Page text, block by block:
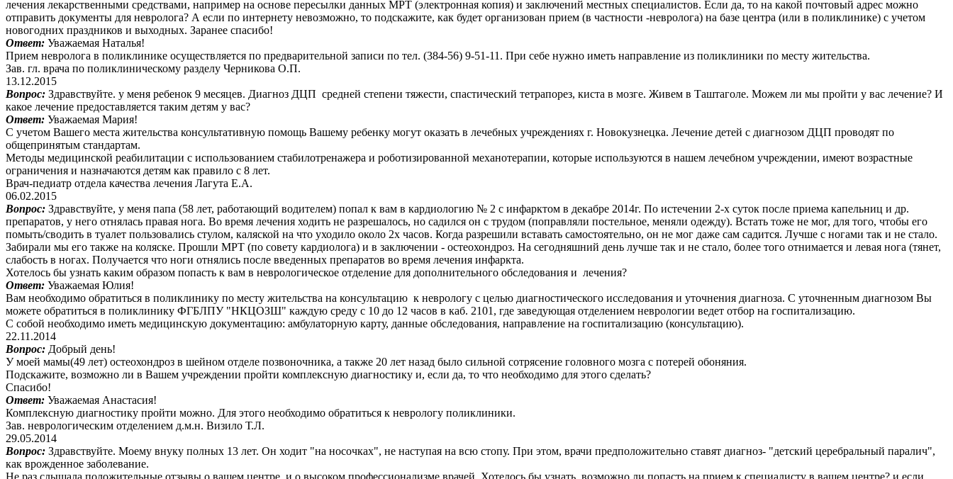
лечения лекарственными средствами, например на основе пересылки данных МРТ (электронная копия) и заключений местных специалистов. Если да, то на какой почтовый адрес можно
отправить документы для невролога? А если по интернету невозможно, то подскажите, как будет организован прием (в частности -невролога) на базе центра (или в поликлинике) с учетом
новогодних праздников и выходных. Заранее спасибо!
Ответ: Уважаемая Наталья!
Прием невролога в поликлинике осуществляется по предварительной записи по тел. (384-56) 9-51-11. При себе нужно иметь направление из поликлиники по месту жительства.
Зав. гл. врача по поликлиническому разделу Черникова О.П.
13.12.2015
Вопрос: Здравствуйте. у меня ребенок 9 месяцев. Диагноз ДЦП средней степени тяжести, спастический тетрапорез, киста в мозге. Живем в Таштаголе. Можем ли мы пройти у вас лечение? И
какое лечение предоставляется таким детям у вас?
Ответ: Уважаемая Мария!
С учетом Вашего места жительства консультативную помощь Вашему ребенку могут оказать в лечебных учреждениях г. Новокузнецка. Лечение детей с диагнозом ДЦП проводят по
общепринятым стандартам.
Методы медицинской реабилитации с использованием стабилотренажера и роботизированной механотерапии, которые используются в нашем лечебном учреждении, имеют возрастные
ограничения и назначаются детям как правило с 8 лет.
Врач-педиатр отдела качества лечения Лагута Е.А.
06.02.2015
Вопрос: Здравствуйте, у меня папа (58 лет, работающий водителем) попал к вам в кардиологию № 2 с инфарктом в декабре 2014г. По истечении 2-х суток после приема капельниц и др.
препаратов, у него отнялась правая нога. Во время лечения ходить не разрешалось, но садился он с трудом (поправляли постельное, меняли одежду). Встать тоже не мог, для того, чтобы его
помыть/сводить в туалет пользовались стулом, каляской на что уходило около 2х часов. Когда разрешили вставать самостоятельно, он не мог даже сам садится. Лучше с ногами так и не стало.
Забирали мы его также на коляске. Прошли МРТ (по совету кардиолога) и в заключении - остеохондроз. На сегодняшний день лучше так и не стало, более того отнимается и левая нога (тянет,
слабость в ногах. Получается что ноги отнялись после введенных препаратов во время лечения инфаркта.
Хотелось бы узнать каким образом попасть к вам в неврологическое отделение для дополнительного обследования и лечения?
Ответ: Уважаемая Юлия!
Вам необходимо обратиться в поликлинику по месту жительства на консультацию к неврологу с целью диагностического исследования и уточнения диагноза. С уточненным диагнозом Вы
можете обратиться в поликлинику ФГБЛПУ "НКЦОЗШ" каждую среду с 10 до 12 часов в каб. 2101, где заведующая отделением неврологии ведет отбор на госпитализацию.
С собой необходимо иметь медицинскую документацию: амбулаторную карту, данные обследования, направление на госпитализацию (консультацию).
22.11.2014
Вопрос: Добрый день!
У моей мамы(49 лет) остеохондроз в шейном отделе позвоночника, а также 20 лет назад было сильной сотрясение головного мозга с потерей обоняния.
Подскажите, возможно ли в Вашем учреждении пройти комплексную диагностику и, если да, то что необходимо для этого сделать?
Спасибо!
Ответ: Уважаемая Анастасия!
Комплексную диагностику пройти можно. Для этого необходимо обратиться к неврологу поликлиники.
Зав. неврологическим отделением д.м.н. Визило Т.Л.
29.05.2014
Вопрос: Здравствуйте. Моему внуку полных 13 лет. Он ходит "на носочках", не наступая на всю стопу. При этом, врачи предположительно ставят диагноз- "детский церебральный паралич",
как врожденное заболевание.
Не раз слышала,положительные отзывы о вашем центре, и о высоком профессионализме врачей. Хотелось бы узнать, возможно ли попасть на прием к специалисту в вашем центре? и если